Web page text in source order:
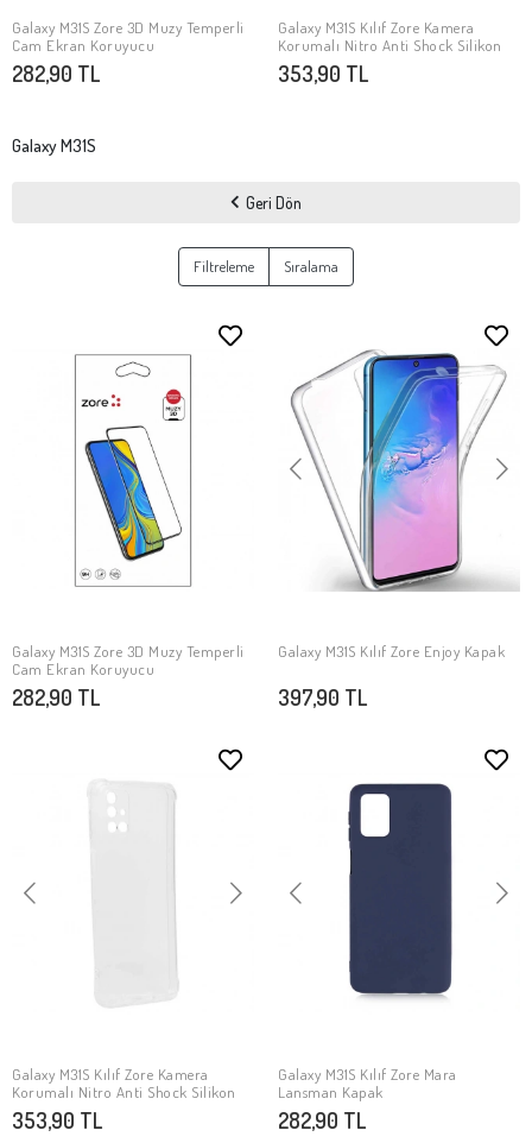
SEPETE EKLE
Galaxy M31S Zore 3D Muzy Temperli
Cam Ekran Koruyucu
282,90 TL
SEPETE EKLE
Galaxy M31S Kılıf Zore Kamera
Korumalı Nitro Anti Shock Silikon
353,90 TL
Galaxy M31S
Geri Dön
Filtreleme Sıralama
SEPETE EKLE
Galaxy M31S Zore 3D Muzy Temperli
Cam Ekran Koruyucu
282,90 TL
SEPETE EKLE
Galaxy M31S Kılıf Zore Enjoy Kapak
397,90 TL
SEPETE EKLE
Galaxy M31S Kılıf Zore Kamera
Korumalı Nitro Anti Shock Silikon
353,90 TL
SEPETE EKLE
Galaxy M31S Kılıf Zore Mara
Lansman Kapak
282,90 TL